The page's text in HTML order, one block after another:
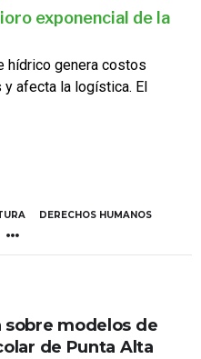
exponencial de la
hídrico genera costos
afecta la logística. El
DERECHOS HUMANOS
modelos de
de Punta Alta